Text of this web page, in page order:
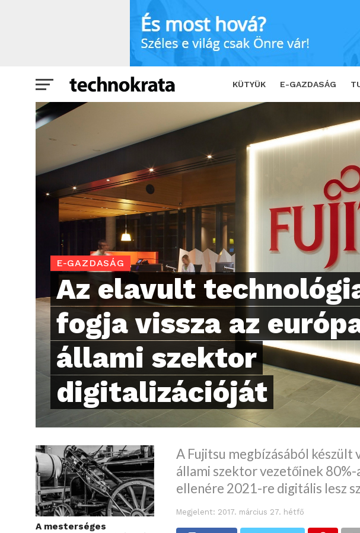
KÜTYÜK E-GAZDASÁG
Az elavult technológia fogja vissza az európai állami
E-GAZDASÁG
Az elavult
fogja vissza az
állami szektor
digitalizációját
A mesterséges
A Fujitsu megbízásából készült
állami szektor vezetőinek 80%-
ellenére 2021-re digitális lesz
Megjelent: 2017. március 27. hétfő